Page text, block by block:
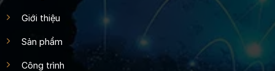
Giới thiệu
Sản phẩm
Công trình